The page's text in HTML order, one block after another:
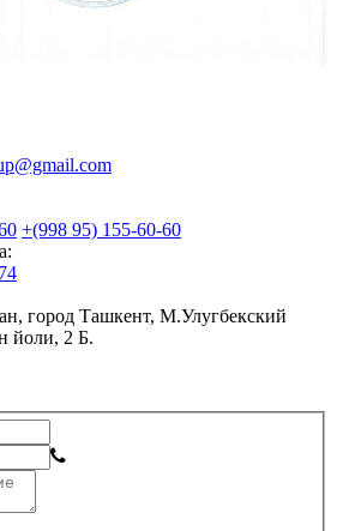
+(998 95) 155-60-60
город Ташкент, М.Улугбекский
йоли, 2 Б.